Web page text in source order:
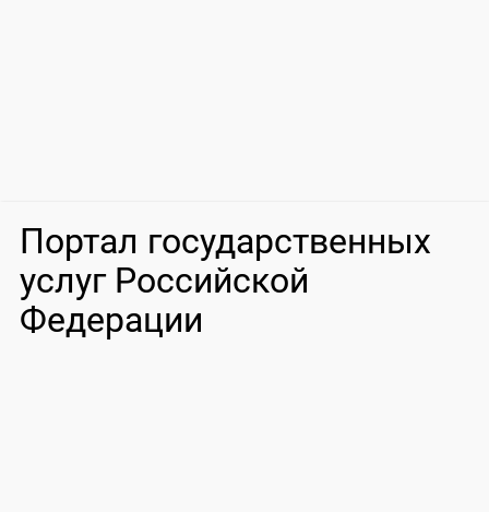
Портал государственных
услуг Российской
Федерации